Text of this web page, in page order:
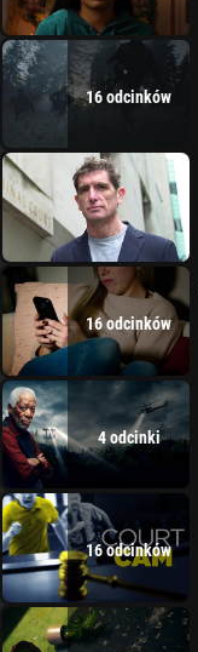
16 odcinków
16 odcinków
4 odcinki
16 odcinków